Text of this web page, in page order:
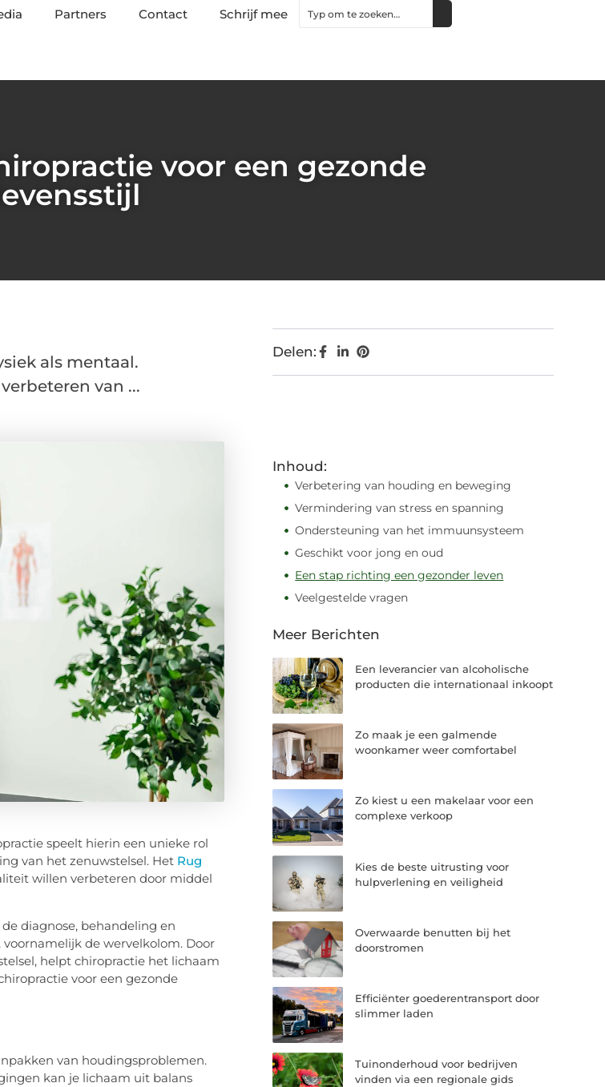
Partners Contact Schrijf mee
voor een gezonde
als mentaal.
van ...
speelt hierin een unieke rol
van het zenuwstelsel. Het Rug
willen verbeteren door middel
diagnose, behandeling en
de wervelkolom. Door
helpt chiropractie het lichaam
voor een gezonde
van houdingsproblemen.
kan je lichaam uit balans
Delen:
Inhoud:
Verbetering van houding en beweging
Vermindering van stress en spanning
Ondersteuning van het immuunsysteem
Geschikt voor jong en oud
Een stap richting een gezonder leven
Veelgestelde vragen
Meer Berichten
Een leverancier van alcoholische
producten die internationaal inkoopt
Zo maak je een galmende
woonkamer weer comfortabel
Zo kiest u een makelaar voor een
complexe verkoop
Kies de beste uitrusting voor
hulpverlening en veiligheid
Overwaarde benutten bij het
doorstromen
Efficiënter goederentransport door
slimmer laden
Tuinonderhoud voor bedrijven
vinden via een regionale gids